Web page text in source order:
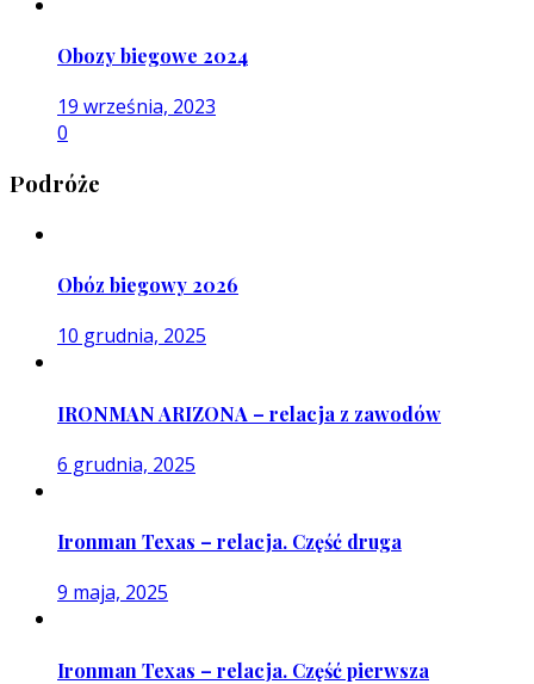
Obozy biegowe 2024
19 września, 2023
0
Podróże
Obóz biegowy 2026
10 grudnia, 2025
IRONMAN ARIZONA – relacja z zawodów
6 grudnia, 2025
Ironman Texas – relacja. Część druga
9 maja, 2025
Ironman Texas – relacja. Część pierwsza